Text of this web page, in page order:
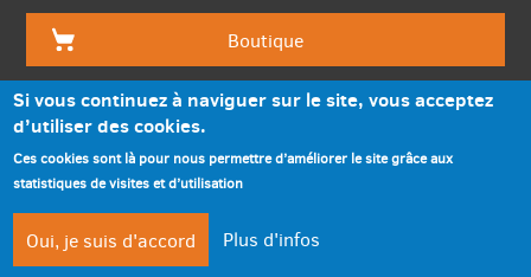
Si vous continuez à naviguer sur le site, vous acceptez
d’utiliser des cookies.
Ces cookies sont là pour nous permettre d’améliorer le site grâce aux
statistiques de visites et d’utilisation
Oui, je suis d'accord Plus d'infos
Boutique
Mentions légales
Accessibilité
Plan du site